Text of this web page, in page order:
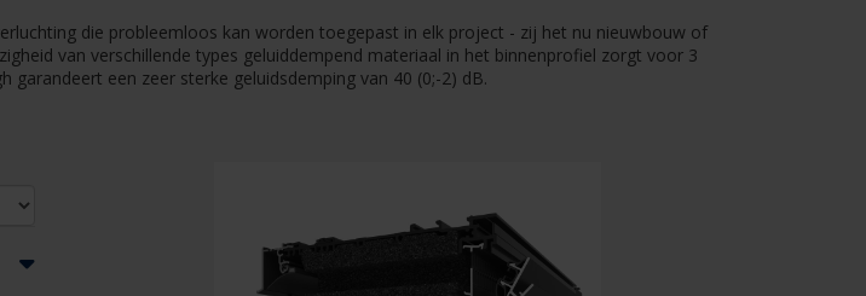
Hongaars - Hongarije
Pools - Polen
Midden-Oosten
die probleemloos kan worden toegepast in elk project - zij het nu nieuwbouw of
van verschillende types geluiddempend materiaal in het binnenprofiel zorgt voor 3
garandeert een zeer sterke geluidsdemping van 40 (0;-2) dB.